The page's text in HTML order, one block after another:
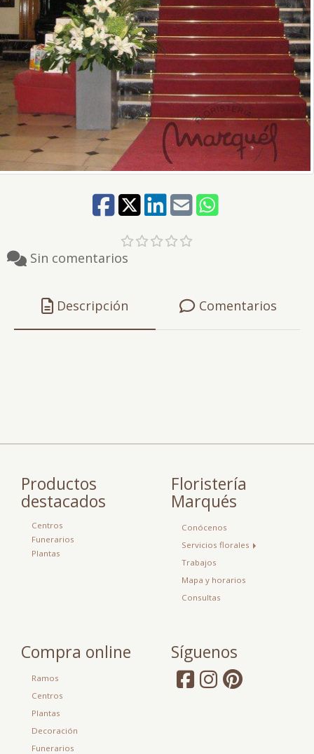
Sin comentarios
Descripción Comentarios
Productos
destacados
Centros
Funerarios
Plantas
Floristería
Marqués
Conócenos
Servicios florales
Trabajos
Mapa y horarios
Consultas
Compra online
Ramos
Centros
Plantas
Decoración
Funerarios
Síguenos